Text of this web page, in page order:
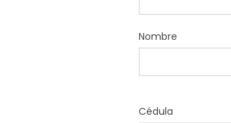
Nombre
Cédula